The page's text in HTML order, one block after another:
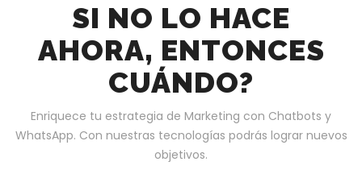
SI NO LO HACE
AHORA, ENTONCES
CUÁNDO?
Enriquece tu estrategia de Marketing con Chatbots y
WhatsApp. Con nuestras tecnologías podrás lograr nuevos
objetivos.